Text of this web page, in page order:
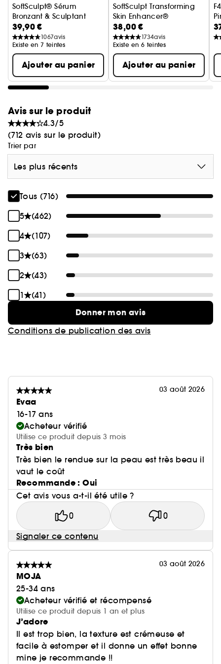
SoftSculpt® Sérum
Bronzant & Sculptant
39,90 €
1067avis
Existe en 7 teintes
Ajouter au panier
SoftSculpt Transforming
Skin Enhancer®
Baume bronzant
38,00 €
1734avis
Existe en 6 teintes
Ajouter au panier
Avis sur le produit
4.3/5
(712 avis sur le produit)
Trier par
Les plus récents
Tous (716)
5
(462)
4
(107)
3
(63)
2
(43)
1
(41)
Donner mon avis
Conditions de publication des avis
03 août 2026
Evaa
16-17 ans
Acheteur vérifié
Utilise ce produit depuis 3 mois
Très bien
Très bien le rendue sur la peau est très beau il
vaut le coût
Recommande : Oui
Cet avis vous a-t-il été utile ?
0 0
Signaler ce contenu
03 août 2026
MOJA
25-34 ans
Acheteur vérifié et récompensé
Utilise ce produit depuis 1 an et plus
J’adore
Il est trop bien, la texture est crémeuse et
facile à estomper et il donne un effet bonne
mine je recommande !!